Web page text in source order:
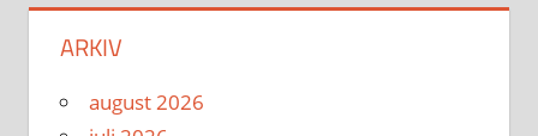
ARKIV
august 2026